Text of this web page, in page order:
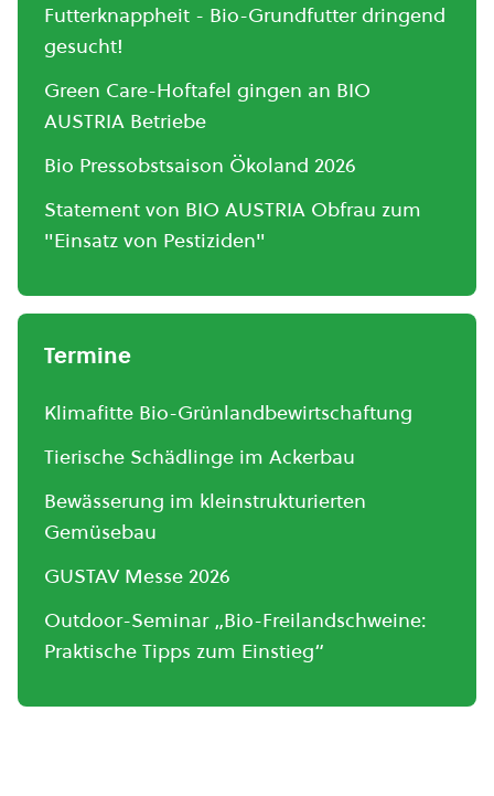
Futterknappheit - Bio-Grundfutter dringend
gesucht!
Green Care-Hoftafel gingen an BIO
AUSTRIA Betriebe
Bio Pressobstsaison Ökoland 2026
Statement von BIO AUSTRIA Obfrau zum
"Einsatz von Pestiziden"
Termine
Klimafitte Bio-Grünlandbewirtschaftung
Tierische Schädlinge im Ackerbau
Bewässerung im kleinstrukturierten
Gemüsebau
GUSTAV Messe 2026
Outdoor-Seminar „Bio-Freilandschweine:
Praktische Tipps zum Einstieg“